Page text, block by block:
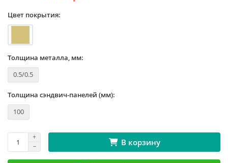
Цвет покрытия:
Толщина металла, мм:
0.5/0.5
Толщина сэндвич-панелей (мм):
100
В корзину